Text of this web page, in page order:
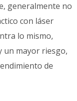
generalmente no
con láser
lo mismo,
un mayor riesgo,
de